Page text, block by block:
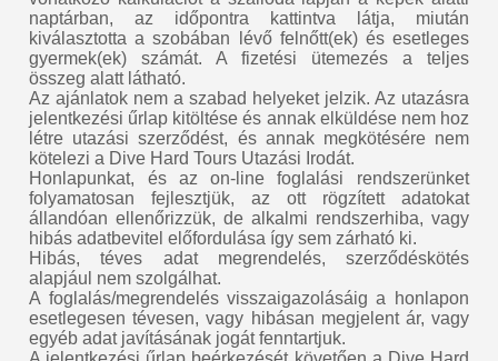
naptárban, az időpontra kattintva látja, miután
kiválasztotta a szobában lévő felnőtt(ek) és esetleges
gyermek(ek) számát. A fizetési ütemezés a teljes
összeg alatt látható.
Az ajánlatok nem a szabad helyeket jelzik. Az utazásra
jelentkezési űrlap kitöltése és annak elküldése nem hoz
létre utazási szerződést, és annak megkötésére nem
kötelezi a Dive Hard Tours Utazási Irodát.
Honlapunkat, és az on-line foglalási rendszerünket
folyamatosan fejlesztjük, az ott rögzített adatokat
állandóan ellenőrizzük, de alkalmi rendszerhiba, vagy
hibás adatbevitel előfordulása így sem zárható ki.
Hibás, téves adat megrendelés, szerződéskötés
alapjául nem szolgálhat.
A foglalás/megrendelés visszaigazolásáig a honlapon
esetlegesen tévesen, vagy hibásan megjelent ár, vagy
egyéb adat javításának jogát fenntartjuk.